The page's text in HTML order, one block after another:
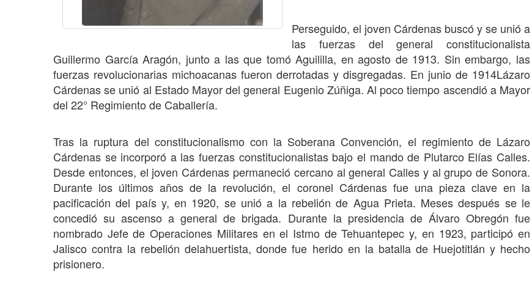
Perseguido, el joven Cárdenas buscó y se unió a
las fuerzas del general constitucionalista
Guillermo García Aragón, junto a las que tomó Aguililla, en agosto de 1913. Sin embargo, las
fuerzas revolucionarias michoacanas fueron derrotadas y disgregadas. En junio de 1914Lázaro
Cárdenas se unió al Estado Mayor del general Eugenio Zúñiga. Al poco tiempo ascendió a Mayor
del 22° Regimiento de Caballería.
Tras la ruptura del constitucionalismo con la Soberana Convención, el regimiento de Lázaro
Cárdenas se incorporó a las fuerzas constitucionalistas bajo el mando de Plutarco Elías Calles.
Desde entonces, el joven Cárdenas permaneció cercano al general Calles y al grupo de Sonora.
Durante los últimos años de la revolución, el coronel Cárdenas fue una pieza clave en la
pacificación del país y, en 1920, se unió a la rebelión de Agua Prieta. Meses después se le
concedió su ascenso a general de brigada. Durante la presidencia de Álvaro Obregón fue
nombrado Jefe de Operaciones Militares en el Istmo de Tehuantepec y, en 1923, participó en
Jalisco contra la rebelión delahuertista, donde fue herido en la batalla de Huejotitlán y hecho
prisionero.